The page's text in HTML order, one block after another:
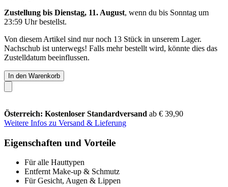
Zustellung bis Dienstag, 11. August, wenn du bis Sonntag um
23:59 Uhrbestellst.
Von diesem Artikel sind nur noch 13 Stück in unserem Lager.
Nachschub ist unterwegs! Falls mehr bestellt wird, könnte dies das
Zustelldatum beeinflussen.
In den Warenkorb
Österreich: Kostenloser Standardversand ab € 39,90
Weitere Infos zu Versand & Lieferung
Eigenschaften und Vorteile
Für alle Hauttypen
Entfernt Make-up & Schmutz
Für Gesicht, Augen & Lippen